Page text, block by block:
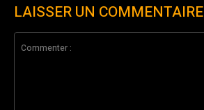
LAISSER UN COMMENTAIRE